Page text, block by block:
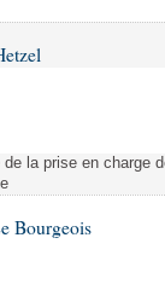
la prise en charge
Bourgeois